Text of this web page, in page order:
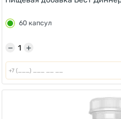
60 капсул
+
−